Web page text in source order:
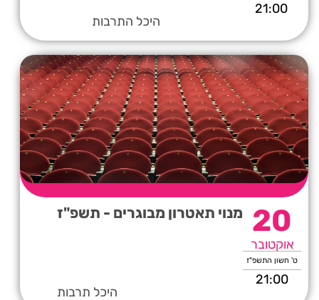
21:00
היכל התרבות
20
אוקטובר
ט' חשון התשפ"ז
21:00
מנוי תאטרון מבוגרים - תשפ"ז
היכל תרבות